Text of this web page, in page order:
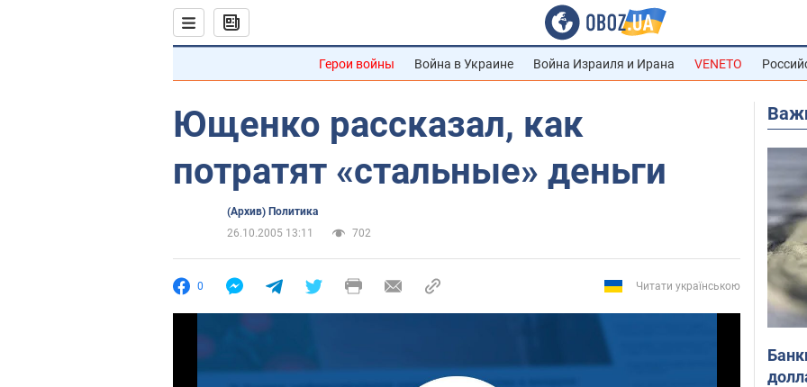
Герои войны Война в Украине Война Израиля и Ирана VENETO
Ющенко рассказал, как
потратят «стальные» деньги
(Архив) Политика
26.10.2005 13:11
702
0 Читати українською